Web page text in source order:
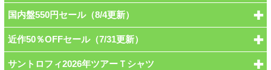
国内盤550円セール（8/4更新）
近作50％OFFセール（7/31更新）
サントロフィ2026年ツアーＴシャツ